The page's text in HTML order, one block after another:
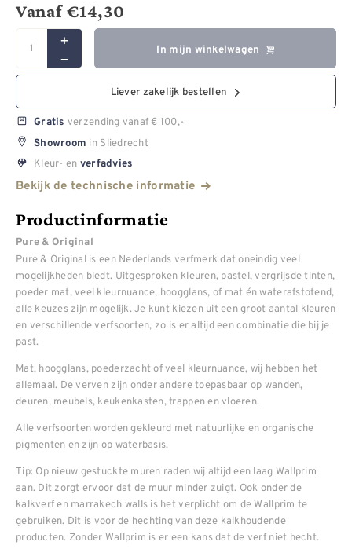
Vanaf€14,30
In mijn winkelwagen
Liever zakelijk bestellen
Gratis verzending vanaf € 100,-
Showroom in Sliedrecht
Kleur- en verfadvies
Bekijk de technische informatie
Productinformatie
Pure & Original
Pure & Original is een Nederlands verfmerk dat oneindig veel
mogelijkheden biedt. Uitgesproken kleuren, pastel, vergrijsde tinten,
poeder mat, veel kleurnuance, hoogglans, of mat én waterafstotend,
alle keuzes zijn mogelijk. Je kunt kiezen uit een groot aantal kleuren
en verschillende verfsoorten, zo is er altijd een combinatie die bij je
past.
Mat, hoogglans, poederzacht of veel kleurnuance, wij hebben het
allemaal. De verven zijn onder andere toepasbaar op wanden,
deuren, meubels, keukenkasten, trappen en vloeren.
Alle verfsoorten worden gekleurd met natuurlijke en organische
pigmenten en zijn op waterbasis.
Tip: Op nieuw gestuckte muren raden wij altijd een laag Wallprim
aan. Dit zorgt ervoor dat de muur minder zuigt. Ook onder de
kalkverf en marrakech walls is het verplicht om de Wallprim te
gebruiken. Dit is voor de hechting van deze kalkhoudende
producten. Zonder Wallprim is er een kans dat de verf niet hecht.